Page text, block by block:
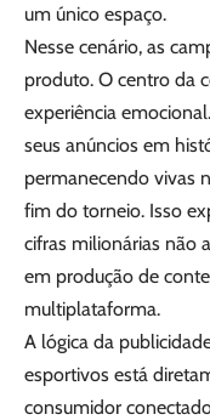
um único espaço.
Nesse cenário, as
produto. O centro da
experiência
seus anúncios em
permanecendo vivas
fim do torneio. Isso
cifras milionárias não
em produção de
multiplataforma.
A lógica da
esportivos está
consumidor